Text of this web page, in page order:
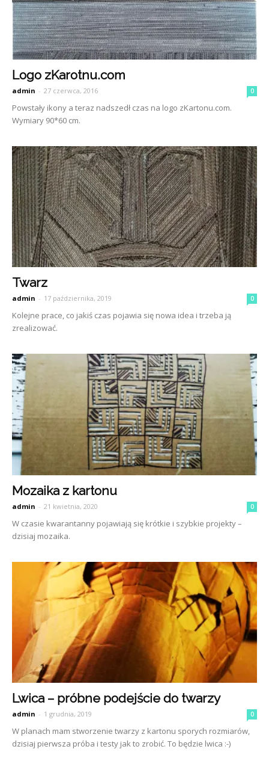
Logo zKarotnu.com
admin - 27 czerwca, 2016 0
Powstały ikony a teraz nadszedł czas na logo zKartonu.com.
Wymiary 90*60 cm.
Twarz
admin - 17 października, 2019 0
Kolejne prace, co jakiś czas pojawia się nowa idea i trzeba ją
zrealizować.
Mozaika z kartonu
admin - 21 kwietnia, 2020 0
W czasie kwarantanny pojawiają się krótkie i szybkie projekty –
dzisiaj mozaika.
Lwica – próbne podejście do twarzy
admin - 1 grudnia, 2019 0
W planach mam stworzenie twarzy z kartonu sporych rozmiarów,
dzisiaj pierwsza próba i testy jak to zrobić. To będzie lwica :-)